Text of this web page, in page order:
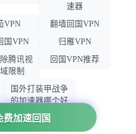
加速回国
速器
VPN
翻墙回国VPN
国VPN
归雁VPN
腾讯视
限制
回国VPN推荐
国外打装甲战争
的加速器哪个好
用